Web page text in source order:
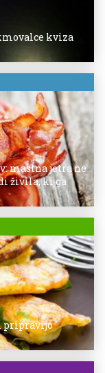
kviza
mastna jetra ne
živila, ki ga
pripravijo